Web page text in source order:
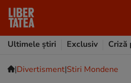
Ultimele știri
Exclusiv Criză
|Divertisment|Stiri Mondene